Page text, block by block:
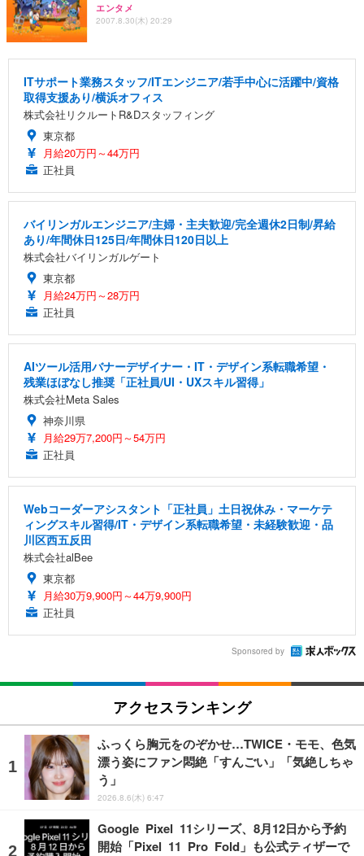
エンタメ
2007.8.30(木) 20:29
ITサポート業務スタッフ/ITエンジニア/若手中心に活躍中/資格
取得支援あり/横浜オフィス
株式会社リクルートR&Dスタッフィング
東京都
月給20万円～44万円
正社員
バイリンガルエンジニア/主婦・主夫歓迎/完全週休2日制/昇給
あり/年間休日125日/年間休日120日以上
株式会社バイリンガルゲート
東京都
月給24万円～28万円
正社員
AIツール活用バナーデザイナー・IT・デザイン系転職希望・
残業ほぼなし推奨「正社員/UI・UXスキル習得」
株式会社Meta Sales
神奈川県
月給29万7,200円～54万円
正社員
Webコーダーアシスタント「正社員」土日祝休み・マーケテ
ィングスキル習得/IT・デザイン系転職希望・未経験歓迎・品
川区西五反田
株式会社alBee
東京都
月給30万9,900円～44万9,900円
正社員
Sponsored by
アクセスランキング
ふっくら胸元をのぞかせ…TWICE・モモ、色気
漂う姿にファン悶絶「すんごい」「気絶しちゃ
う」
2026.8.6(木) 6:47
Google Pixel 11シリーズ、8月12日から予約
開始「Pixel 11 Pro Fold」も公式ティザーで